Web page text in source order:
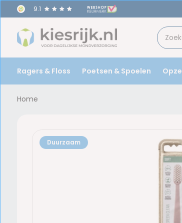
9.1
Ragers & Floss Poetsen & Spoelen
Home
Duurzaam